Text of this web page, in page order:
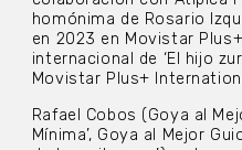
homónima de Rosario
en 2023 en Movistar
internacional de ‘El hijo
Movistar Plus+
Rafael Cobos (Goya al
Mínima’, Goya al Mejor